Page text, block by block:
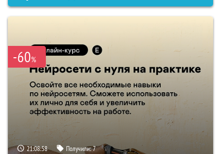
-60%
21:08:58 Получили:7